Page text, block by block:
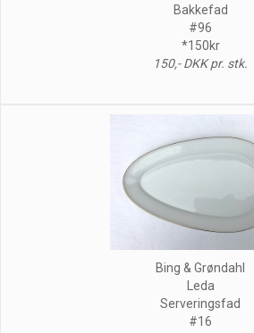
Bakkefad
#96
*150kr
150,- DKK pr. stk.
Bing & Grøndahl
Leda
Serveringsfad
#16